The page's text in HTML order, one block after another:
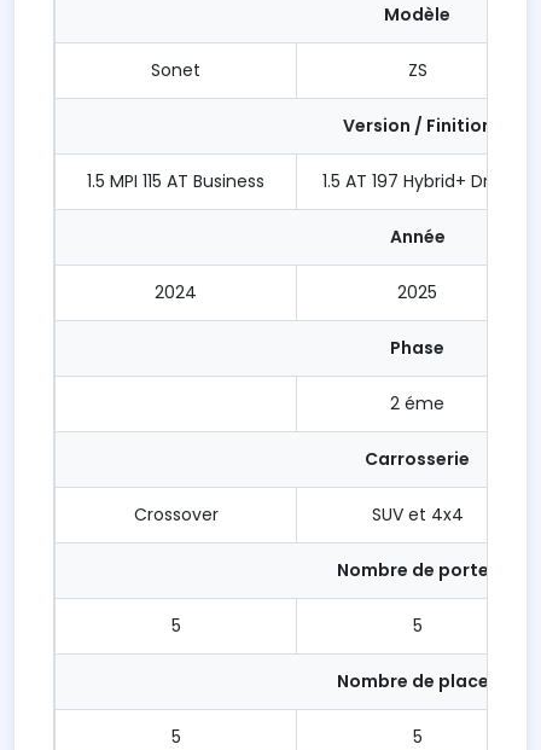
Modèle
Sonet ZS
Version / Finition
1.5 MPI 115 AT Business 1.5 AT 197 Hybrid+ Drive
Année
2024 2025
Phase
2 éme
Carrosserie
Crossover SUV et 4x4
Nombre de portes
5 5
Nombre de places
5 5